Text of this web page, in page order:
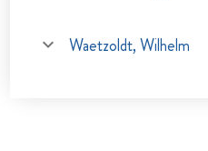
Waetzoldt, Wilhelm